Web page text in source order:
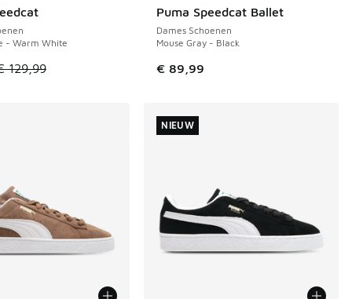
- Warm White
is in de uitverkoop. Dit artikel is in de aanbieding Prijs
129,99
49 Puma Speedcat Ballet
Dames Schoenen
Mouse Gray - Black
€ 89,99
NIEUW
NIEUW